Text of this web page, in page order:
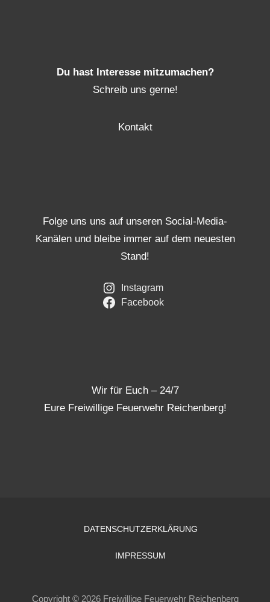
Du hast Interesse mitzumachen?
Schreib uns gerne!
Kontakt
Folge uns uns auf unseren Social-Media-
Kanälen und bleibe immer auf dem neuesten
Stand!
Instagram
Facebook
Wir für Euch – 24/7
Eure Freiwillige Feuerwehr Reichenberg!
DATENSCHUTZERKLÄRUNG
IMPRESSUM
Copyright © 2026 Freiwillige Feuerwehr Reichenberg